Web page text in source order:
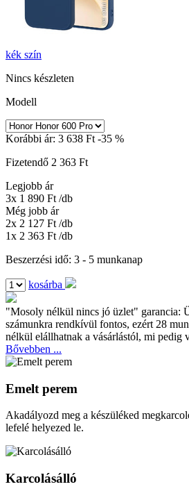
kék szín
Nincs készleten
Modell
Korábbi ár: 3 638 Ft -35 %
Fizetendő 2 363 Ft
Legjobb ár
3x 1 890 Ft /db
Még jobb ár
2x 2 127 Ft /db
1x 2 363 Ft /db
Beszerzési idő: 3 - 5 munkanap
kosárba
"Mosoly nélkül nincs jó üzlet" garancia:
számunkra rendkívül fontos, ezért 28
nélkül elállhatnak a vásárlástól, mi pedig
Bővebben ...
Emelt perem
Akadályozd meg a készüléked
lefelé helyezed le.
Karcolásálló